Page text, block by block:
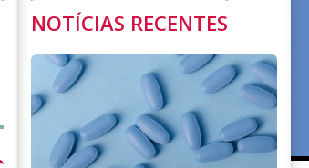
NOTÍCIAS RECENTES